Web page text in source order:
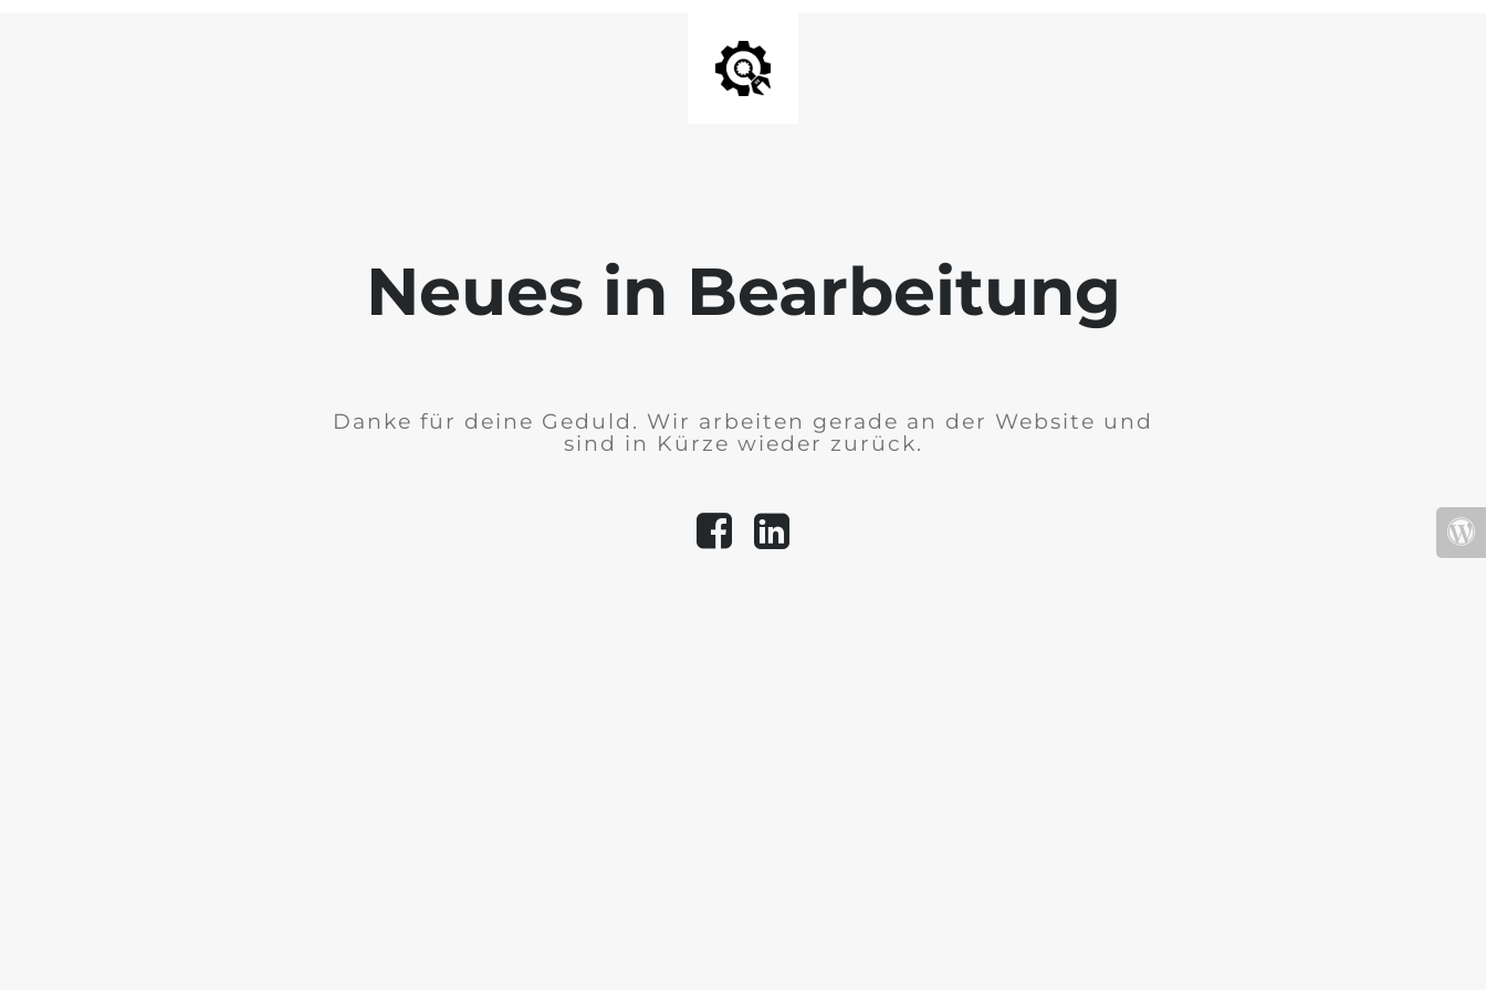
Neues in Bearbeitung
Danke für deine Geduld. Wir arbeiten gerade an der Website und
sind in Kürze wieder zurück.